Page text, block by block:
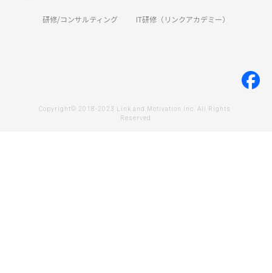
研修/コンサルティング IT研修（リンクアカデミー）
Copyright© 2018-2023 Link and Motivation Inc. All Rights
Reserved